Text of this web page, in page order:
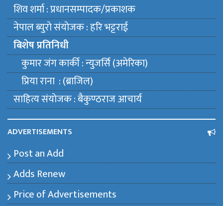
शिव शर्मा : प्रधानसम्पादक/प्रकाशक
नेपाल ब्युराे संयाेजक : हरि भट्टराई
बिशेष प्रतिनिधी
कुमार जंग कार्की : न्युजर्सि (अमेरिका)
प्रिया राना : (ब्राजिल)
साहित्य संयाेजक : बैकुण्ठराज आचार्य
ADVERTISEMENTS
Post an Add
Adds Renew
Price of Advertisements